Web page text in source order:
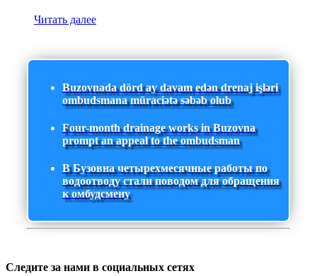
Читать далее
Buzovnada dörd ay davam edən drenaj işləri
ombudsmana müraciətə səbəb olub
Four-month drainage works in Buzovna
prompt an appeal to the ombudsman
В Бузовна четырехмесячные работы по
водоотводу стали поводом для обращения
к омбудсмену
Следите за нами в социальных сетях